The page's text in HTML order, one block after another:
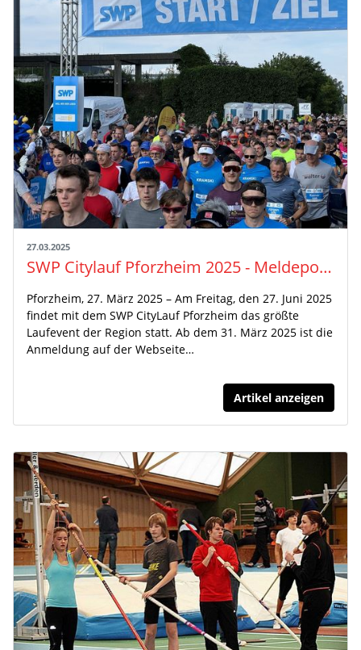
27.03.2025
SWP Citylauf Pforzheim 2025 - Meldeportal öffnet am 31. März 2025!
Pforzheim, 27. März 2025 – Am Freitag, den 27. Juni 2025
findet mit dem SWP CityLauf Pforzheim das größte
Laufevent der Region statt. Ab dem 31. März 2025 ist die
Anmeldung auf der Webseite…
Artikel anzeigen